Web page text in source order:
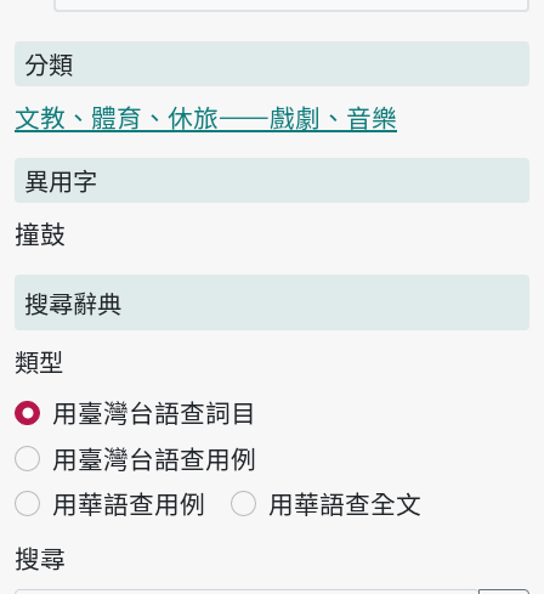
分類
文教、體育、休旅——戲劇、音樂
異用字
撞鼓
搜尋辭典
類型
用臺灣台語查詞目
用臺灣台語查用例
用華語查用例
用華語查全文
搜尋